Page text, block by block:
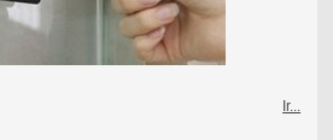
Ir...